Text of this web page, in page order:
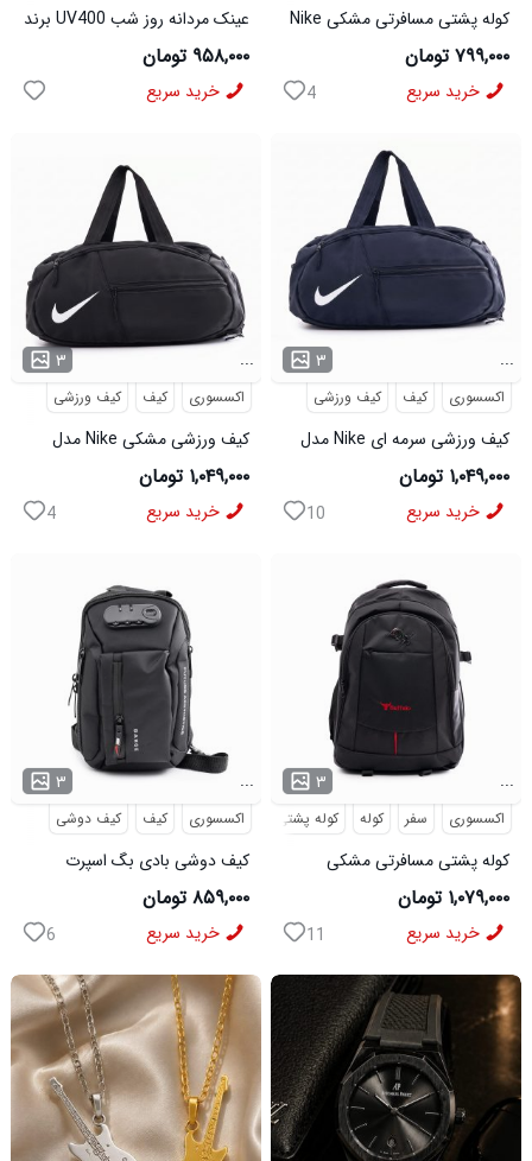
عینک مردانه روز شب UV400 برند
میباخ
۹۵۸,۰۰۰ تومان
خرید سریع
کوله پشتی مسافرتی مشکی Nike
مدل 50693
۷۹۹,۰۰۰ تومان
خرید سریع 4
۳ ...
اکسسوری کیف کیف ورزشی
کیف ورزشی مشکی Nike مدل
50700
۱,۰۴۹,۰۰۰ تومان
خرید سریع 4
۳ ...
اکسسوری کیف کیف ورزشی
کیف ورزشی سرمه ای Nike مدل
50701
۱,۰۴۹,۰۰۰ تومان
خرید سریع 10
۳ ...
اکسسوری کیف کیف دوشی
کیف دوشی بادی بگ اسپرت
Bange مدل 50695
۸۵۹,۰۰۰ تومان
خرید سریع 6
۳ ...
اکسسوری سفر کوله کوله پشتی مسافرتی
کوله پشتی مسافرتی مشکی
Buffalo مدل 50690
۱,۰۷۹,۰۰۰ تومان
خرید سریع 11